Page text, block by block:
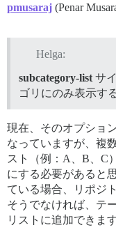
pmusaraj (Penar
Helga:
subcategory-list サ
ゴリにのみ表示す
現在、そのオプショ
なっていますが、複
スト（例：A、B、C
にする必要があると
ている場合、リポジ
そうでなければ、テ
リストに追加できます